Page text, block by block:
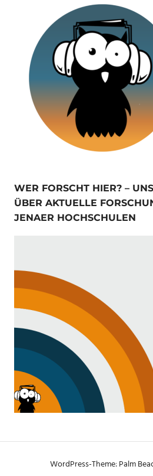
WER FORSCHT HIER? –
ÜBER AKTUELLE
JENAER HOCHSCHULEN
WordPress-Theme: Palm